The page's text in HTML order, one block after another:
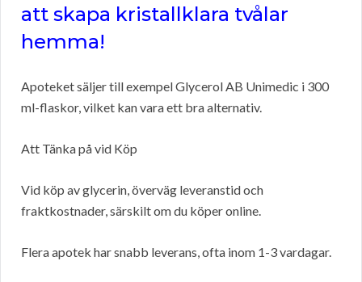
att skapa kristallklara tvålar
hemma!
Apoteket säljer till exempel Glycerol AB Unimedic i 300
ml-flaskor, vilket kan vara ett bra alternativ.
Att Tänka på vid Köp
Vid köp av glycerin, överväg leveranstid och
fraktkostnader, särskilt om du köper online.
Flera apotek har snabb leverans, ofta inom 1-3 vardagar.